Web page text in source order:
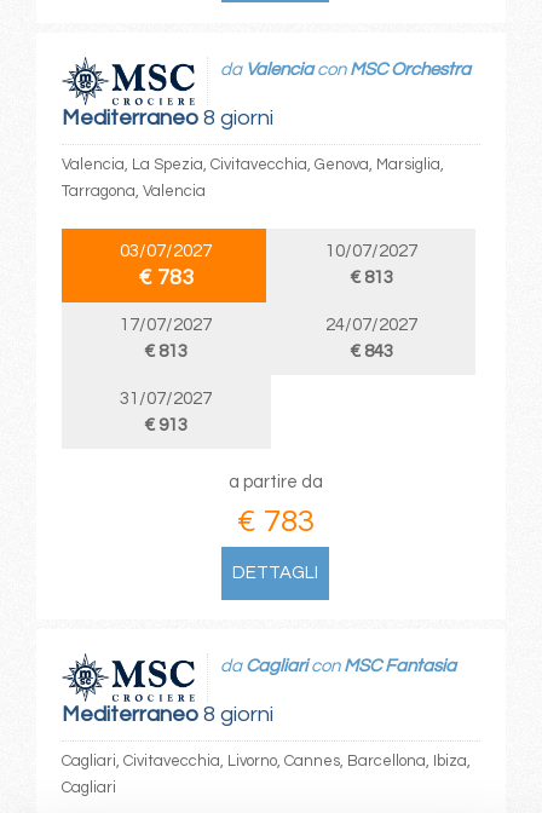
Mediterraneo8 giorni
da Valenciacon MSC Orchestra
Valencia, La Spezia, Civitavecchia, Genova, Marsiglia,
Tarragona, Valencia
03/07/2027
€ 783
10/07/2027
€ 813
17/07/2027
€ 813
24/07/2027
€ 843
31/07/2027
€ 913
a partire da
€ 783
DETTAGLI
Mediterraneo8 giorni
da Cagliaricon MSC Fantasia
Cagliari, Civitavecchia, Livorno, Cannes, Barcellona, Ibiza,
Cagliari